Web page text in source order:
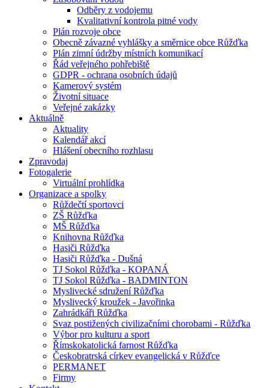
Odběry z vodojemu
Kvalitativní kontrola pitné vody
Plán rozvoje obce
Obecně závazné vyhlášky a směrnice obce Růžďka
Plán zimní údržby místních komunikací
Řád veřejného pohřebiště
GDPR - ochrana osobních údajů
Kamerový systém
Životní situace
Veřejné zakázky
Aktuálně
Aktuality
Kalendář akcí
Hlášení obecního rozhlasu
Zpravodaj
Fotogalerie
Virtuální prohlídka
Organizace a spolky
Růždečtí sportovci
ZŠ Růžďka
MŠ Růžďka
Knihovna Růžďka
Hasiči Růžďka
Hasiči Růžďka - Dušná
TJ Sokol Růžďka - KOPANÁ
TJ Sokol Růžďka - BADMINTON
Myslivecké sdružení Růžďka
Myslivecký kroužek - Javořinka
Zahrádkáři Růžďka
Svaz postižených civilizačními chorobami - Růžďka
Výbor pro kulturu a sport
Římskokatolická farnost Růžďka
Českobratrská církev evangelická v Růžďce
PERMANET
Firmy